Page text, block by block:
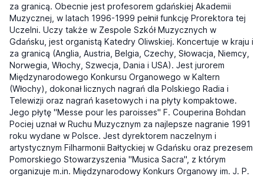
za granicą. Obecnie jest profesorem gdańskiej Akademii
Muzycznej, w latach 1996-1999 pełnił funkcję Prorektora tej
Uczelni. Uczy także w Zespole Szkół Muzycznych w
Gdańsku, jest organistą Katedry Oliwskiej. Koncertuje w kraju i
za granicą (Anglia, Austria, Belgia, Czechy, Słowacja, Niemcy,
Norwegia, Włochy, Szwecja, Dania i USA). Jest jurorem
Międzynarodowego Konkursu Organowego w Kaltern
(Włochy), dokonał licznych nagrań dla Polskiego Radia i
Telewizji oraz nagrań kasetowych i na płyty kompaktowe.
Jego płytę "Messe pour les paroisses" F. Couperina Bohdan
Pociej uznał w Ruchu Muzycznym za najlepsze nagranie 1991
roku wydane w Polsce. Jest dyrektorem naczelnym i
artystycznym Filharmonii Bałtyckiej w Gdańsku oraz prezesem
Pomorskiego Stowarzyszenia "Musica Sacra", z którym
organizuje m.in. Międzynarodowy Konkurs Organowy im. J. P.